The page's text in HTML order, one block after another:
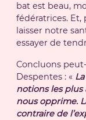
bat est beau,
fédératrices. Et,
laisser notre
essayer de
Concluons
Despentes : «
notions les
nous opprime.
contraire de